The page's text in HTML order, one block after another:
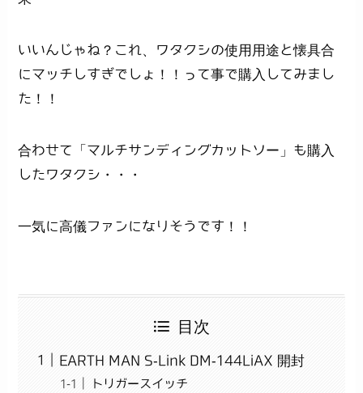
いいんじゃね？これ、ワタクシの使用用途と懐具合
にマッチしすぎでしょ！！って事で購入してみまし
た！！
合わせて「マルチサンディングカットソー」も購入
したワタクシ・・・
一気に高儀ファンになりそうです！！
目次
EARTH MAN S-Link DM-144LiAX 開封
トリガースイッチ